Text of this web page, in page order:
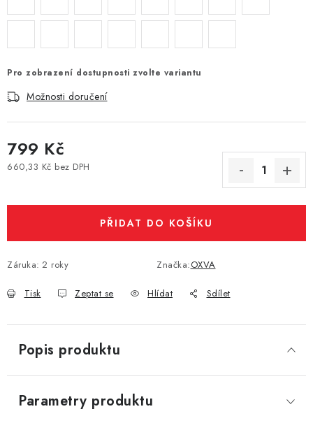
Pro zobrazení dostupnosti zvolte variantu
Možnosti doručení
799 Kč
660,33 Kč bez DPH
PŘIDAT DO KOŠÍKU
Záruka: 2 roky Značka:OXVA
Tisk Zeptat se Hlídat Sdílet
Popis produktu
Parametry produktu